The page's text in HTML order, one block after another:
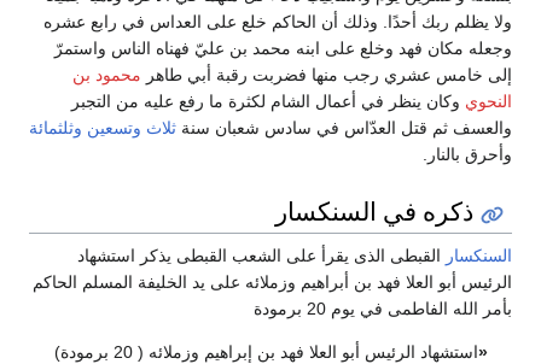
ولا يظلم ربك أحدًا‏.‏ وذلك أن الحاكم خلع على العداس في رابع عشره
وجعله مكان فهد وخلع على ابنه محمد بن عليّ فهناه الناس واستمرّ
إلى خامس عشري رجب منها فضربت رقبة أبي طاهر محمود بن
النحوي وكان ينظر في أعمال الشام لكثرة ما رفع عليه من التجبر
والعسف ثم قتل العدّاس في سادس شعبان سنة ثلاث وتسعين وثلثمائة
وأحرق بالنار‏.‏
ذكره في السنكسار
السنكسار القبطى الذى يقرأ على الشعب القبطى يذكر استشهاد
الرئيس أبو العلا فهد بن أبراهيم وزملائه على يد الخليفة المسلم الحاكم
بأمر الله الفاطمى في يوم 20 برمودة
«استشهاد الرئيس أبو العلا فهد بن إبراهيم وزملائه ( 20 برمودة)